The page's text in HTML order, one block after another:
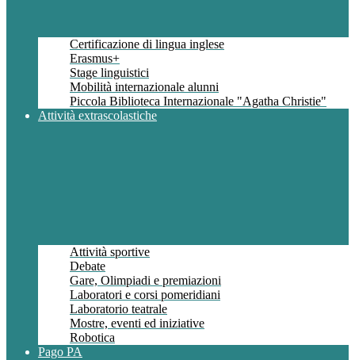
Certificazione di lingua inglese
Erasmus+
Stage linguistici
Mobilità internazionale alunni
Piccola Biblioteca Internazionale "Agatha Christie"
Attività extrascolastiche
Attività sportive
Debate
Gare, Olimpiadi e premiazioni
Laboratori e corsi pomeridiani
Laboratorio teatrale
Mostre, eventi ed iniziative
Robotica
Pago PA